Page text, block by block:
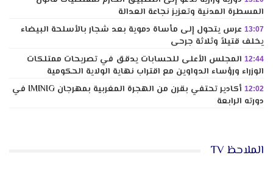
المسطرة المدنية وتعزيز نجاعة العدالة
13:07 عرس يتحول إلى مأساة دموية بعد شجار بالأسلحة البيضاء
يخلف قتيلاً وثلاثة جرحى
12:44 المجلس الأعلى للحسابات يدقق في تصريحات ممتلكات
الوزراء ورؤساء الدواوين مع اقتراب نهاية الولاية الحكومية
12:02
أكادير تحتفي بقرن من الهجرة المغربية بمهرجان IMINIG في
دورته الرابعة
الملاحظ TV